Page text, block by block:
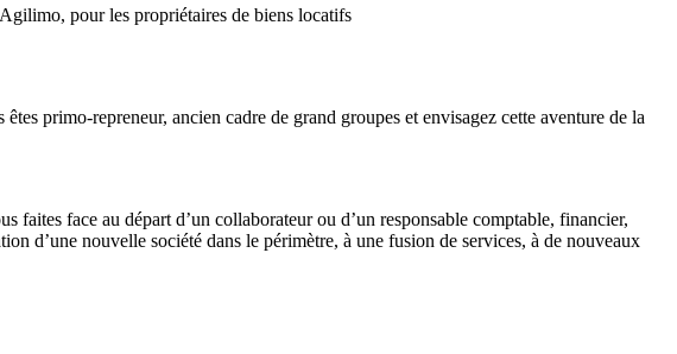
pour les propriétaires de biens locatifs
primo-repreneur, ancien cadre de grand groupes et envisagez cette aventure de la
faites face au départ d’un collaborateur ou d’un responsable comptable, financier,
d’une nouvelle société dans le périmètre, à une fusion de services, à de nouveaux